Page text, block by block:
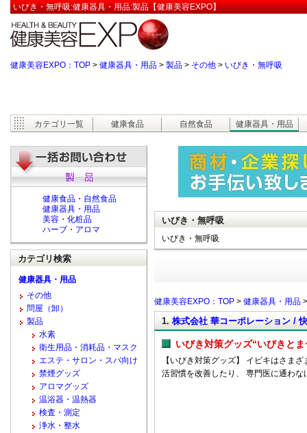
いびき・無呼吸:健康器具・用品:製品【健康美容EXPO】
健康美容EXPO：TOP > 健康器具・用品 > 製品 > その他 > いびき・無呼吸
カテゴリ一覧 健康食品 自然食品 健康器具・用品
いびき・無呼吸
いびき・無呼吸
健康美容EXPO：TOP > 健康器具・用品
1. 株式会社 華コーポレーション /
いびき対策グッズ“いびき
【いびき対策グッズ】 イビキはさま
活習慣を改善したり、 専門医に通わな
健康食品・自然食品
健康器具・用品
美容・化粧品
ハーブ・アロマ
カテゴリ検索
健康器具・用品
その他
問屋（卸）
製品
水素
衛生用品・消耗品・マスク
エステ・サロン・スパ向け
禁煙グッズ
アロマグッズ
温浴器・温熱器
検査・測定
浄水・整水